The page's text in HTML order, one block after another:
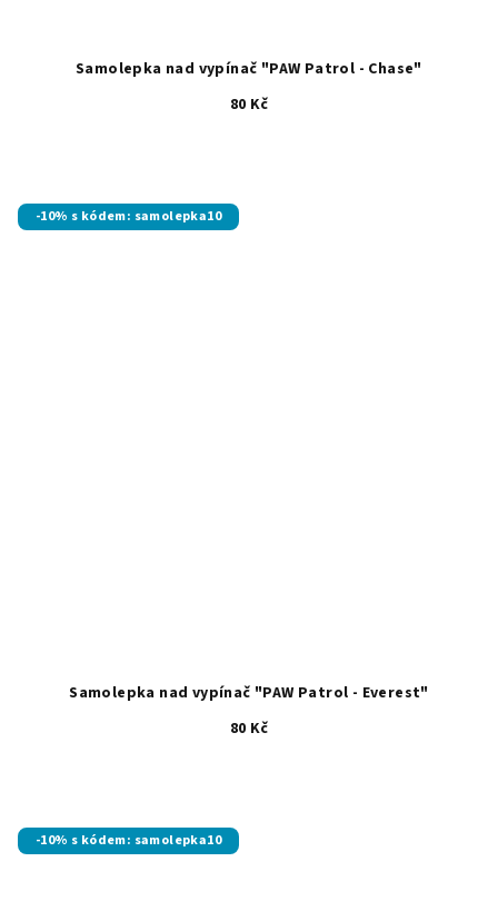
Samolepka nad vypínač "PAW Patrol - Chase"
80 Kč
-10% s kódem: samolepka10
Samolepka nad vypínač "PAW Patrol - Everest"
80 Kč
-10% s kódem: samolepka10